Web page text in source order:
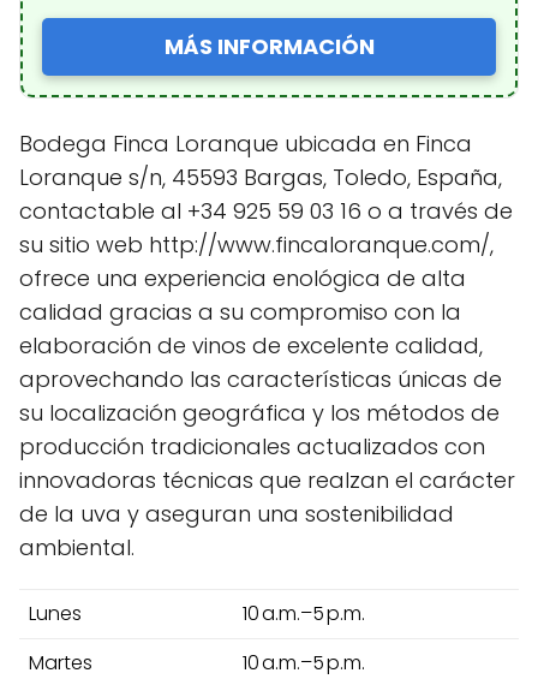
MÁS INFORMACIÓN
Bodega Finca Loranque ubicada en Finca
Loranque s/n, 45593 Bargas, Toledo, España,
contactable al +34 925 59 03 16 o a través de
su sitio web http://www.fincaloranque.com/,
ofrece una experiencia enológica de alta
calidad gracias a su compromiso con la
elaboración de vinos de excelente calidad,
aprovechando las características únicas de
su localización geográfica y los métodos de
producción tradicionales actualizados con
innovadoras técnicas que realzan el carácter
de la uva y aseguran una sostenibilidad
ambiental.
Lunes
10 a.m.–5 p.m.
Martes
10 a.m.–5 p.m.